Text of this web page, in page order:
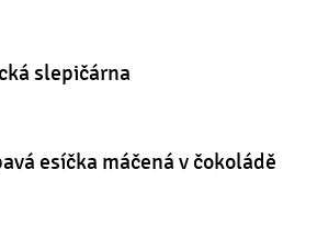
slepičárna
esíčka máčená v čokoládě